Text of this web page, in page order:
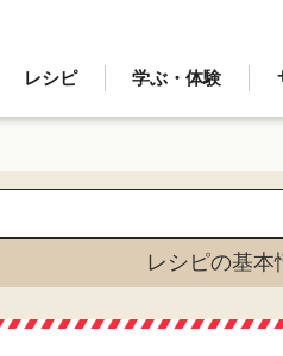
レシピ 学ぶ・体験
レシピの基本